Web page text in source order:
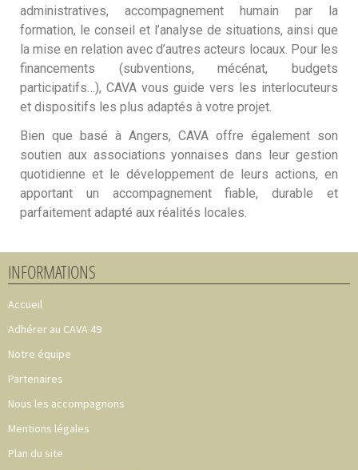
administratives, accompagnement humain par la
formation, le conseil et l’analyse de situations, ainsi que
la mise en relation avec d’autres acteurs locaux. Pour les
financements (subventions, mécénat, budgets
participatifs…), CAVA vous guide vers les interlocuteurs
et dispositifs les plus adaptés à votre projet.
Bien que basé à Angers, CAVA offre également son
soutien aux associations yonnaises dans leur gestion
quotidienne et le développement de leurs actions, en
apportant un accompagnement fiable, durable et
parfaitement adapté aux réalités locales.
INFORMATIONS
Accueil
Adhérer au CAVA 49
Notre équipe
Partenaires
Nous les accompagnons
Mentions légales
Plan du site